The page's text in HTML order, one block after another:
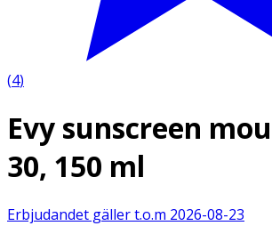
(4)
Evy sunscreen
30, 150 ml
Erbjudandet gäller t.o.m 2026-08-23